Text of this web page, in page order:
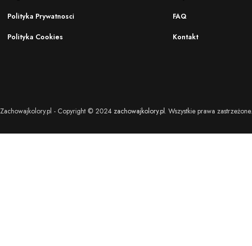
Polityka Prywatnosci
Polityka Cookies
FAQ
Kontakt
Zachowajkolory.pl - Copyright © 2024 zachowajkolory.pl. Wszystkie prawa zastrzeżone.